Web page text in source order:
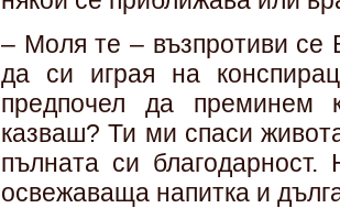
– Моля те – възпротиви се
да си играя на
предпочел да
казваш? Ти ми спаси
пълната си
освежаваща напитка и